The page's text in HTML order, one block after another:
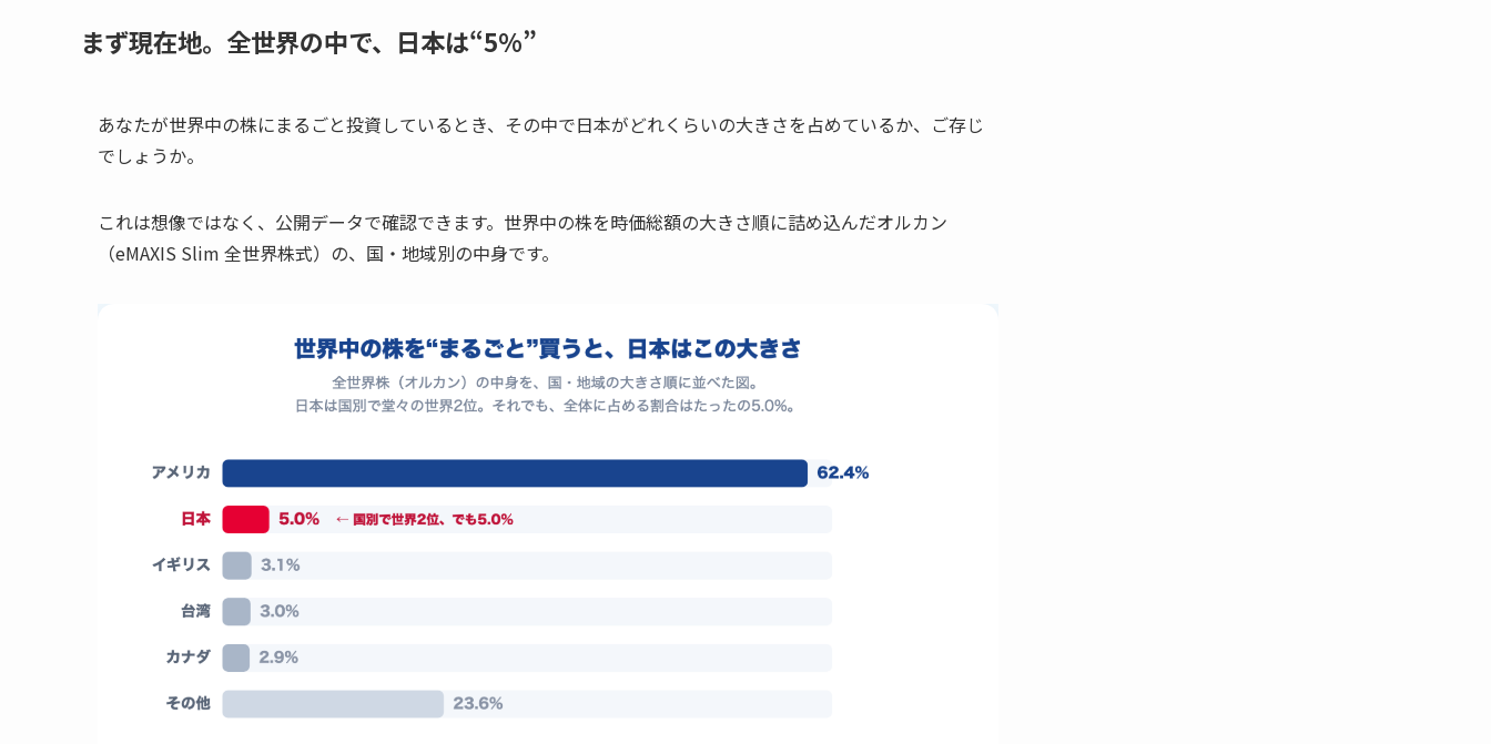
まず現在地。全世界の中で、日本は“5%”
あなたが世界中の株にまるごと投資しているとき、その中で日本がどれくらいの大きさを占めているか、ご存じ
でしょうか。
これは想像ではなく、公開データで確認できます。世界中の株を時価総額の大きさ順に詰め込んだオルカン
（eMAXIS Slim 全世界株式）の、国・地域別の中身です。